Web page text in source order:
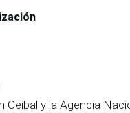
Ceibal y la Agencia